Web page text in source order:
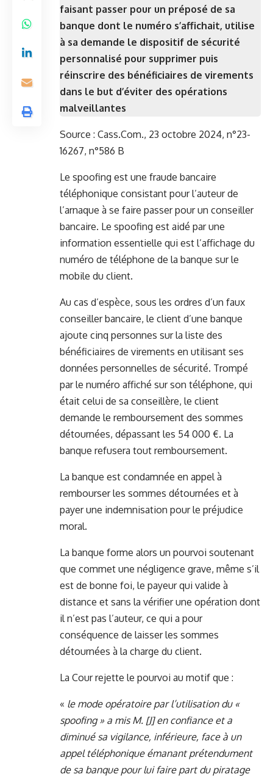
faisant passer pour un préposé de sa
banque dont le numéro s’affichait, utilise
à sa demande le dispositif de sécurité
personnalisé pour supprimer puis
réinscrire des bénéficiaires de virements
dans le but d’éviter des opérations
malveillantes
Source : Cass.Com., 23 octobre 2024, n°23-
16267, n°586 B
Le spoofing est une fraude bancaire
téléphonique consistant pour l’auteur de
l’arnaque à se faire passer pour un conseiller
bancaire. Le spoofing est aidé par une
information essentielle qui est l’affichage du
numéro de téléphone de la banque sur le
mobile du client.
Au cas d’espèce, sous les ordres d’un faux
conseiller bancaire, le client d’une banque
ajoute cinq personnes sur la liste des
bénéficiaires de virements en utilisant ses
données personnelles de sécurité. Trompé
par le numéro affiché sur son téléphone, qui
était celui de sa conseillère, le client
demande le remboursement des sommes
détournées, dépassant les 54 000 €. La
banque refusera tout remboursement.
La banque est condamnée en appel à
rembourser les sommes détournées et à
payer une indemnisation pour le préjudice
moral.
La banque forme alors un pourvoi soutenant
que commet une négligence grave, même s’il
est de bonne foi, le payeur qui valide à
distance et sans la vérifier une opération dont
il n’est pas l’auteur, ce qui a pour
conséquence de laisser les sommes
détournées à la charge du client.
La Cour rejette le pourvoi au motif que :
« le mode opératoire par l’utilisation du «
spoofing » a mis M. [J] en confiance et a
diminué sa vigilance, inférieure, face à un
appel téléphonique émanant prétendument
de sa banque pour lui faire part du piratage